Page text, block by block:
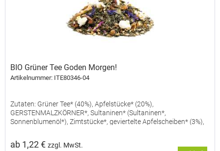
BIO Grüner Tee Goden Morgen!
Artikelnummer: ITE80346-04
Zutaten: Grüner Tee* (40%), Apfelstücke* (20%),
GERSTENMALZKÖRNER*, Sultaninen* (Sultaninen*,
Sonnenblumenöl*), Zimtstücke*, geviertelte Apfelscheiben* (3%),
Aroma,...
ab 1,22 €zzgl. MwSt.